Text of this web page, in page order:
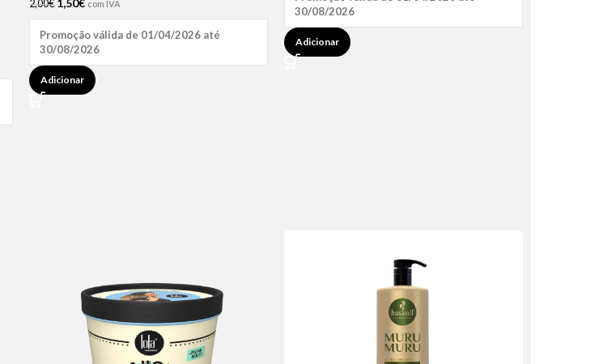
2,00€ 1,50€ com IVA
Promoção válida de 01/04/2026 até
30/08/2026
Adicionar
30/08/2026
Adicionar